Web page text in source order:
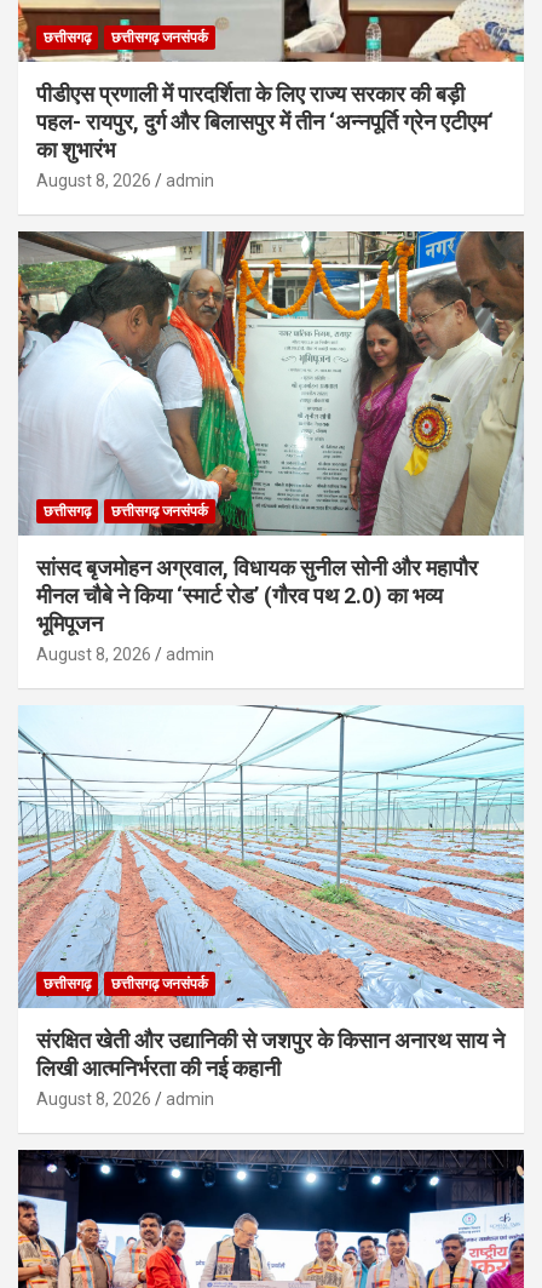
छत्तीसगढ़ छत्तीसगढ़ जनसंपर्क
पीडीएस प्रणाली में पारदर्शिता के लिए राज्य सरकार की बड़ी
पहल- रायपुर, दुर्ग और बिलासपुर में तीन ‘अन्नपूर्ति ग्रेन एटीएम‘
का शुभारंभ
August 8, 2026 admin
छत्तीसगढ़ छत्तीसगढ़ जनसंपर्क
सांसद बृजमोहन अग्रवाल, विधायक सुनील सोनी और महापौर
मीनल चौबे ने किया ‘स्मार्ट रोड’ (गौरव पथ 2.0) का भव्य
भूमिपूजन
August 8, 2026 admin
छत्तीसगढ़ छत्तीसगढ़ जनसंपर्क
संरक्षित खेती और उद्यानिकी से जशपुर के किसान अनारथ साय ने
लिखी आत्मनिर्भरता की नई कहानी
August 8, 2026 admin